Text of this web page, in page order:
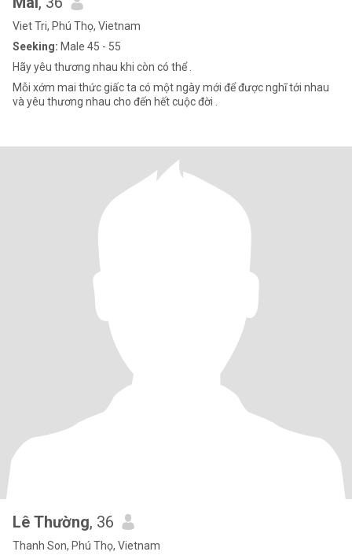
Viet Tri, Phú Thọ, Vietnam
Seeking: Male 45 - 55
Hãy yêu thương nhau khi còn có thể .
Mỗi xớm mai thức giấc ta có một ngày mới để được nghĩ tới nhau
và yêu thương nhau cho đến hết cuộc đời .
Lê Thường, 36
Thanh Son, Phú Thọ, Vietnam